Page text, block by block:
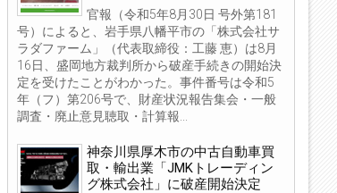
官報（令和5年8月30日 号外第181
号）によると、岩手県八幡平市の「株式会社サ
ラダファーム」（代表取締役：工藤 恵）は8月
16日、盛岡地方裁判所から破産手続きの開始決
定を受けたことがわかった。事件番号は令和5
年（フ）第206号で、財産状況報告集会・一般
調査・廃止意見聴取・計算報...
神奈川県厚木市の中古自動車買
取・輸出業「JMKトレーディン
グ株式会社」に破産開始決定